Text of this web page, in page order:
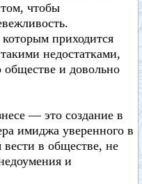
чтобы
приходится
недостатками,
обществе и довольно
— это создание в
имиджа уверенного в
вести в обществе, не
и